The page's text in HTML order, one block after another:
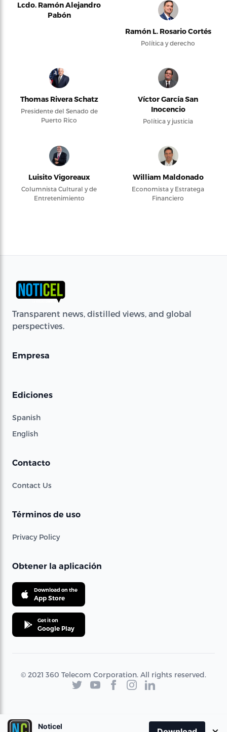
Lcdo. Ramón Alejandro
Pabón
Ramón L. Rosario Cortés
Política y derecho
Thomas Rivera Schatz
Presidente del Senado de
Puerto Rico
Víctor García San
Inocencio
Política y justicia
Luisito Vigoreaux
Columnista Cultural y de
Entretenimiento
William Maldonado
Economista y Estratega
Financiero
Transparent news, distilled views, and global
perspectives.
Empresa
Ediciones
Spanish
English
Contacto
Contact Us
Términos de uso
Privacy Policy
Obtener la aplicación
Download on the
App Store
Get it on
Google Play
© 2021 360 Telecom Corporation. All rights reserved.
Noticel